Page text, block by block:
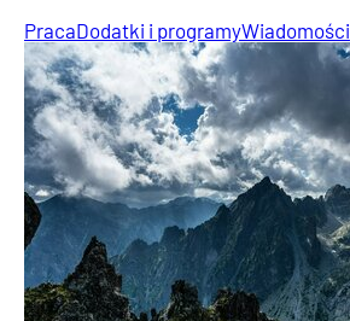
PracaDodatki i programyWiadomości